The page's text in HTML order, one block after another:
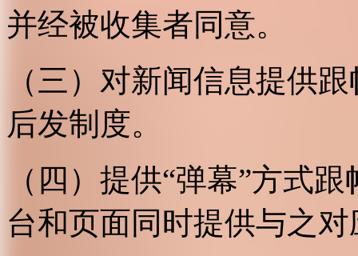
并经被收集者同意。
（三）对新闻信息提供
后发制度。
（四）提供“弹幕”方式
台和页面同时提供与之